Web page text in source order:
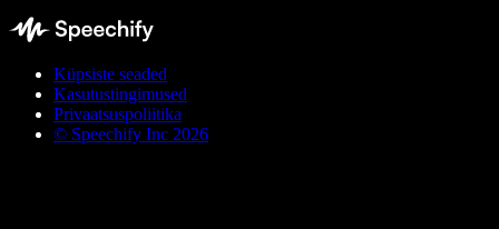
Küpsiste seaded
Kasutustingimused
Privaatsuspoliitika
© Speechify Inc 2026